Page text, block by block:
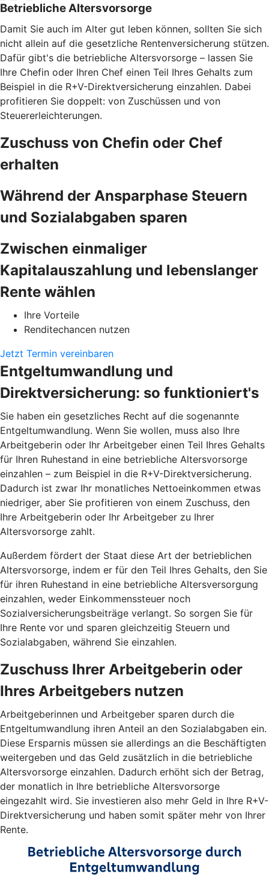
Betriebliche Altersvorsorge
Damit Sie auch im Alter gut leben können, sollten Sie sich
nicht allein auf die gesetzliche Rentenversicherung stützen.
Dafür gibt's die betriebliche Altersvorsorge – lassen Sie
Ihre Chefin oder Ihren Chef einen Teil Ihres Gehalts zum
Beispiel in die R+V-Direktversicherung einzahlen. Dabei
profitieren Sie doppelt: von Zuschüssen und von
Steuererleichterungen.
Zuschuss von Chefin oder Chef
erhalten
Während der Ansparphase Steuern
und Sozialabgaben sparen
Zwischen einmaliger
Kapitalauszahlung und lebenslanger
Rente wählen
Ihre Vorteile
Renditechancen nutzen
Jetzt Termin vereinbaren
Entgeltumwandlung und
Direktversicherung: so funktioniert's
Sie haben ein gesetzliches Recht auf die sogenannte
Entgeltumwandlung. Wenn Sie wollen, muss also Ihre
Arbeitgeberin oder Ihr Arbeitgeber einen Teil Ihres Gehalts
für Ihren Ruhestand in eine betriebliche Altersvorsorge
einzahlen – zum Beispiel in die R+V-Direktversicherung.
Dadurch ist zwar Ihr monatliches Nettoeinkommen etwas
niedriger, aber Sie profitieren von einem Zuschuss, den
Ihre Arbeitgeberin oder Ihr Arbeitgeber zu Ihrer
Altersvorsorge zahlt.
Außerdem fördert der Staat diese Art der betrieblichen
Altersvorsorge, indem er für den Teil Ihres Gehalts, den Sie
für ihren Ruhestand in eine betriebliche Altersversorgung
einzahlen, weder Einkommenssteuer noch
Sozialversicherungsbeiträge verlangt. So sorgen Sie für
Ihre Rente vor und sparen gleichzeitig Steuern und
Sozialabgaben, während Sie einzahlen.
Zuschuss Ihrer Arbeitgeberin oder
Ihres Arbeitgebers nutzen
Arbeitgeberinnen und Arbeitgeber sparen durch die
Entgeltumwandlung ihren Anteil an den Sozialabgaben ein.
Diese Ersparnis müssen sie allerdings an die Beschäftigten
weitergeben und das Geld zusätzlich in die betriebliche
Altersvorsorge einzahlen. Dadurch erhöht sich der Betrag,
der monatlich in Ihre betriebliche Altersvorsorge
eingezahlt wird. Sie investieren also mehr Geld in Ihre R+V-
Direktversicherung und haben somit später mehr von Ihrer
Rente.